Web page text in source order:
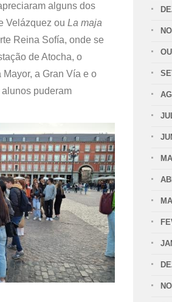
alguns dos
Velázquez ou La maja
Reina Sofía, onde se
de Atocha, o
a Gran Vía e o
puderam